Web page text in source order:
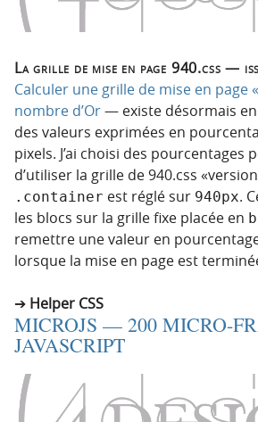
La grille de mise en page 940.css —
Calculer une grille de mise en page
nombre d’Or— existe désormais
des valeurs exprimées en
pixels. J’ai choisi des pourcentages
d’utiliser la grille de 940.css
.container est réglé sur 940px.
les blocs sur la grille fixe placée en
remettre une valeur en
lorsque la mise en page est
Helper CSS
MICROJS — 200 MICRO-
JAVASCRIPT